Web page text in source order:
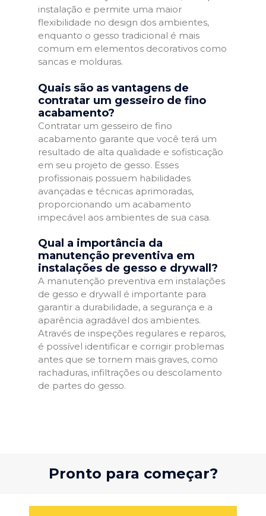
instalação e permite uma maior
flexibilidade no design dos ambientes,
enquanto o gesso tradicional é mais
comum em elementos decorativos como
sancas e molduras.
Quais são as vantagens de
contratar um gesseiro de fino
acabamento?
Contratar um gesseiro de fino
acabamento garante que você terá um
resultado de alta qualidade e sofisticação
em seu projeto de gesso. Esses
profissionais possuem habilidades
avançadas e técnicas aprimoradas,
proporcionando um acabamento
impecável aos ambientes de sua casa.
Qual a importância da
manutenção preventiva em
instalações de gesso e drywall?
A manutenção preventiva em instalações
de gesso e drywall é importante para
garantir a durabilidade, a segurança e a
aparência agradável dos ambientes.
Através de inspeções regulares e reparos,
é possível identificar e corrigir problemas
antes que se tornem mais graves, como
rachaduras, infiltrações ou descolamento
de partes do gesso.
Pronto para começar?